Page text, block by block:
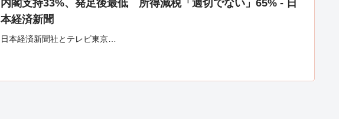
内閣支持33%、発足後最低 所得減税「適切でない」65% - 日
本経済新聞
日本経済新聞社とテレビ東京…